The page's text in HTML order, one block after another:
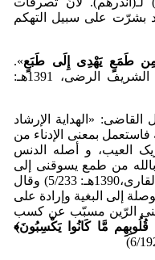
بشرّت علی سبیل التهکم
مِن طَمَعٍ یَهدِی إِلَی طَبَعٍ».
(الـخطیب التبریزی، 1405هـ: 2/762؛ الشریف الرضی، 1391هـ:
القاضی: «الهدایة الإرشاد
فاستعمل بمعنی الإدناء من
العیب، و أصله الدنس
من طمع یسوقنی إلی
شین فی الدین و ازدراء بالـمروءة». (القاری،1390هـ: 5/233) وقال
إلی البغیة وإرادة علی
الرّین مسبّب عن کسب
مَّا کَانُوا یَکْسِبُونَ﴾